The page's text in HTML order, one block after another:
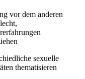
vor dem anderen
sexuelle
thematisieren